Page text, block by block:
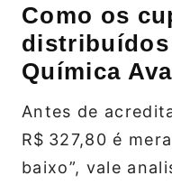
Como os
Química
Antes de
R$ 327,80 é
baixo”, vale